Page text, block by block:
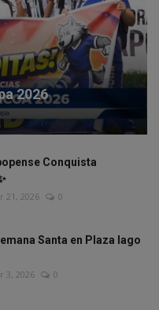
2026
Conquista
21, 2026 0
Santa en Plaza lago
3, 2026 0